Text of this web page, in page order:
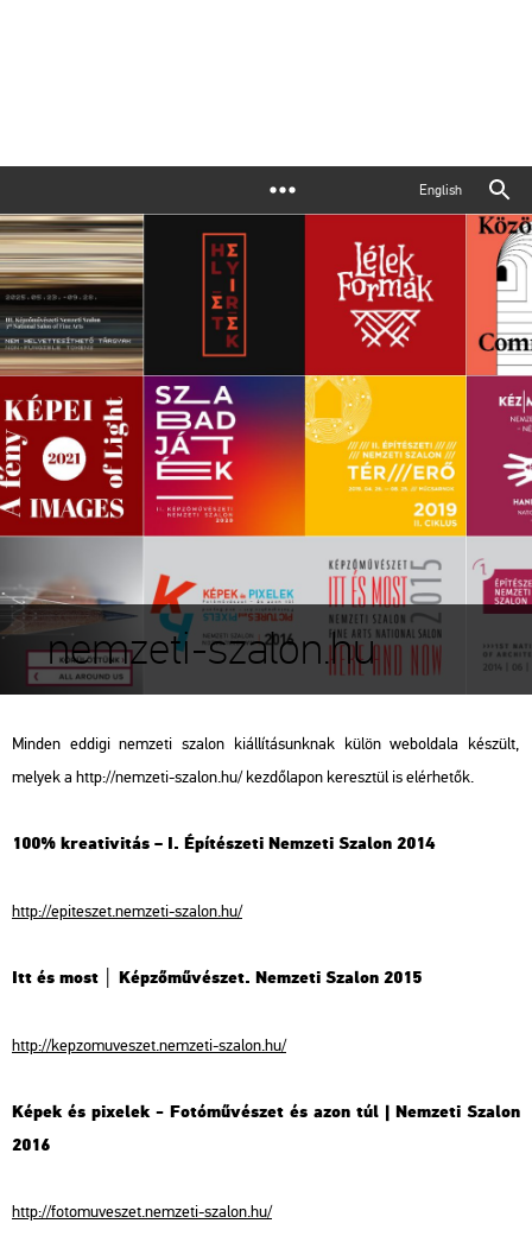
English
nemzeti-szalon.hu
Minden eddigi nemzeti szalon kiállításunknak külön weboldala készült,
melyek a http://nemzeti-szalon.hu/kezdőlapon keresztül is elérhetők.
100% kreativitás – I. Építészeti Nemzeti Szalon 2014
http://epiteszet.nemzeti-szalon.hu/
Itt és most │ Képzőművészet. Nemzeti Szalon 2015
http://kepzomuveszet.nemzeti-szalon.hu/
Képek és pixelek - Fotóművészet és azon túl | Nemzeti Szalon
2016
http://fotomuveszet.nemzeti-szalon.hu/